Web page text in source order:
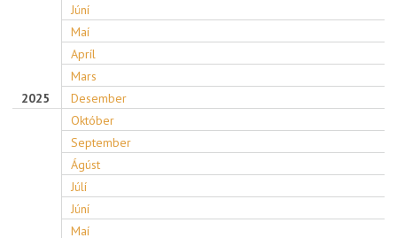
Júní
Maí
Apríl
Mars
2025
Desember
Október
September
Ágúst
Júlí
Júní
Maí